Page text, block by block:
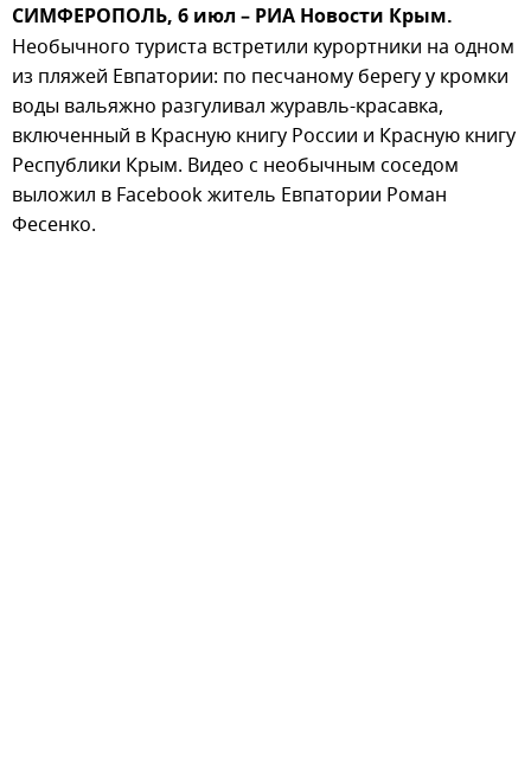
СИМФЕРОПОЛЬ, 6 июл – РИА Новости Крым.
Необычного туриста встретили курортники на одном
из пляжей Евпатории: по песчаному берегу у кромки
воды вальяжно разгуливал журавль-красавка,
включенный в Красную книгу России и Красную книгу
Республики Крым. Видео с необычным соседом
выложил в Facebook житель Евпатории Роман
Фесенко.